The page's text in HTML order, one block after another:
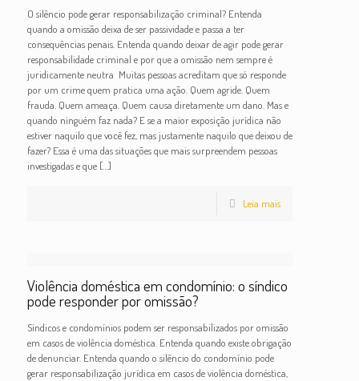
O silêncio pode gerar responsabilização criminal? Entenda
quando a omissão deixa de ser passividade e passa a ter
consequências penais. Entenda quando deixar de agir pode gerar
responsabilidade criminal e por que a omissão nem sempre é
juridicamente neutra Muitas pessoas acreditam que só responde
por um crime quem pratica uma ação. Quem agride. Quem
frauda. Quem ameaça. Quem causa diretamente um dano. Mas e
quando ninguém faz nada? E se a maior exposição jurídica não
estiver naquilo que você fez, mas justamente naquilo que deixou de
fazer? Essa é uma das situações que mais surpreendem pessoas
investigadas e que[…]
Leia mais
Violência doméstica em condomínio: o síndico
pode responder por omissão?
Síndicos e condomínios podem ser responsabilizados por omissão
em casos de violência doméstica. Entenda quando existe obrigação
de denunciar. Entenda quando o silêncio do condomínio pode
gerar responsabilização jurídica em casos de violência doméstica,